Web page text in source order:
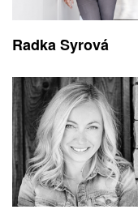
Radka Syrová